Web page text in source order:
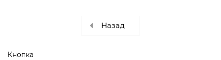
Назад
Кнопка